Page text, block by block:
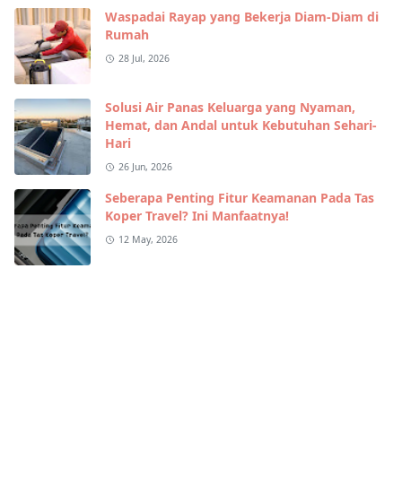
Waspadai Rayap yang Bekerja Diam-Diam di
Rumah
28 Jul, 2026
Solusi Air Panas Keluarga yang Nyaman,
Hemat, dan Andal untuk Kebutuhan Sehari-
Hari
26 Jun, 2026
Seberapa Penting Fitur Keamanan Pada Tas
Koper Travel? Ini Manfaatnya!
12 May, 2026